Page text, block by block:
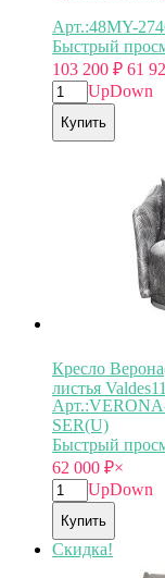
Арт.:48MY-
Быстрый
103 200 ₽ 61
UpDown
Купить
Кресло
листья
SER(U)
Быстрый
62 000 ₽×
UpDown
Купить
Скидка!